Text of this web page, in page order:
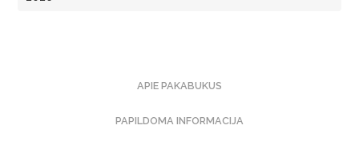
APIE PAKABUKUS
PAPILDOMA INFORMACIJA